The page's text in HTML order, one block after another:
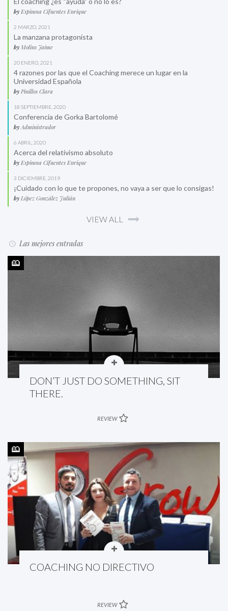
by Espinosa Cifuentes Enrique
2 MARZO, 2021
La manzana protagonista
by Molins Jaime
20 ENERO, 2021
4 razones por las que el Coaching merece un lugar en la
Universidad Española
by Pinillos Clara
18 SEPTIEMBRE, 2020
Conferencia de Gorka Bartolomé
byAdministrador
6 ABRIL, 2020
Acerca del relativismo absoluto
by Espinosa Cifuentes Enrique
3 DICIEMBRE, 2019
¡Cuidado con lo que te propones, no vaya a ser que lo consigas!
by López González Julián
VIEW ALL
Las mejores entradas
DON’T JUST DO SOMETHING, SIT
THERE.
REVIEW
COACHING NO DIRECTIVO
REVIEW